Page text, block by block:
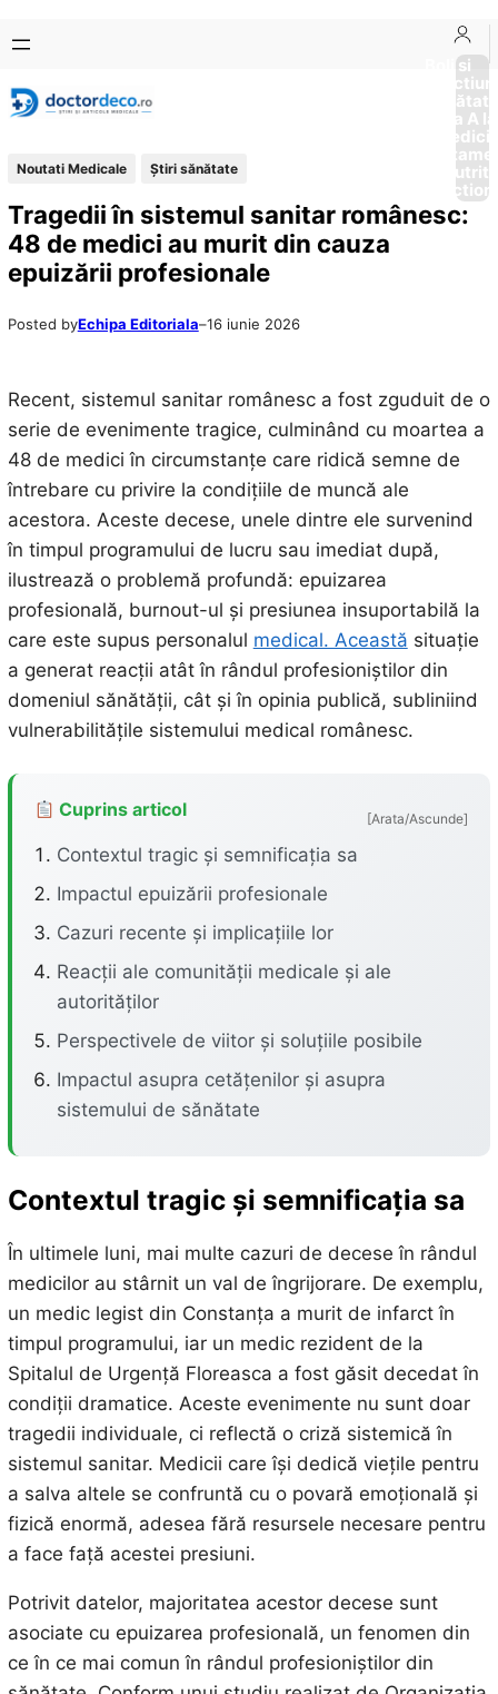
conținut
content
Boli si
Afectiuni
Sănătate
de la A
Noutati Medicale Ştiri sănătate
Tragedii în sistemul sanitar românesc:
48 de medici au murit din cauza
epuizării profesionale
Posted byEchipa Editoriala–16 iunie 2026
Recent, sistemul sanitar românesc a fost zguduit de o
serie de evenimente tragice, culminând cu moartea a
48 de medici în circumstanțe care ridică semne de
întrebare cu privire la condițiile de muncă ale
acestora. Aceste decese, unele dintre ele survenind
în timpul programului de lucru sau imediat după,
ilustrează o problemă profundă: epuizarea
profesională, burnout-ul și presiunea insuportabilă la
care este supus personalul medical. Această situație
a generat reacții atât în rândul profesioniștilor din
domeniul sănătății, cât și în opinia publică, subliniind
vulnerabilitățile sistemului medical românesc.
Cuprins articol [Arata/Ascunde]
Contextul tragic și semnificația sa
Impactul epuizării profesionale
Cazuri recente și implicațiile lor
Reacții ale comunității medicale și ale
autorităților
Perspectivele de viitor și soluțiile posibile
Impactul asupra cetățenilor și asupra
sistemului de sănătate
Contextul tragic și semnificația sa
În ultimele luni, mai multe cazuri de decese în rândul
medicilor au stârnit un val de îngrijorare. De exemplu,
un medic legist din Constanța a murit de infarct în
timpul programului, iar un medic rezident de la
Spitalul de Urgență Floreasca a fost găsit decedat în
condiții dramatice. Aceste evenimente nu sunt doar
tragedii individuale, ci reflectă o criză sistemică în
sistemul sanitar. Medicii care își dedică viețile pentru
a salva altele se confruntă cu o povară emoțională și
fizică enormă, adesea fără resursele necesare pentru
a face față acestei presiuni.
Potrivit datelor, majoritatea acestor decese sunt
asociate cu epuizarea profesională, un fenomen din
ce în ce mai comun în rândul profesioniștilor din